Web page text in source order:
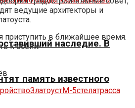
наследие. В
память известного
ведущие архитекторы и
приступить в ближайшее время.
к осени.
ЗлатоустМ-5стелатрасса